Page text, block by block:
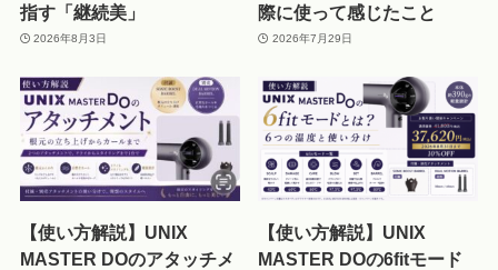
指す「継続美」
2026年8月3日
際に使って感じたこと
2026年7月29日
【使い方解説】UNIX
MASTER DOのアタッチメ
【使い方解説】UNIX
MASTER DOの6fitモード